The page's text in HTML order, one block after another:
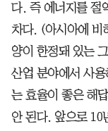
다. 즉 에너지를 절
차다. (아시아에 비
양이 한정돼 있는
산업 분야에서 사
는 효율이 좋은 해
안 된다. 앞으로 10